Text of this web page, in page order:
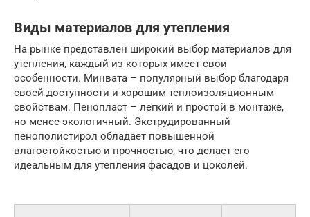
Виды материалов для утепления
На рынке представлен широкий выбор материалов для
утепления, каждый из которых имеет свои
особенности. Минвата – популярный выбор благодаря
своей доступности и хорошим теплоизоляционным
свойствам. Пенопласт – легкий и простой в монтаже,
но менее экологичный. Экструдированный
пенополистирол обладает повышенной
влагостойкостью и прочностью, что делает его
идеальным для утепления фасадов и цоколей.